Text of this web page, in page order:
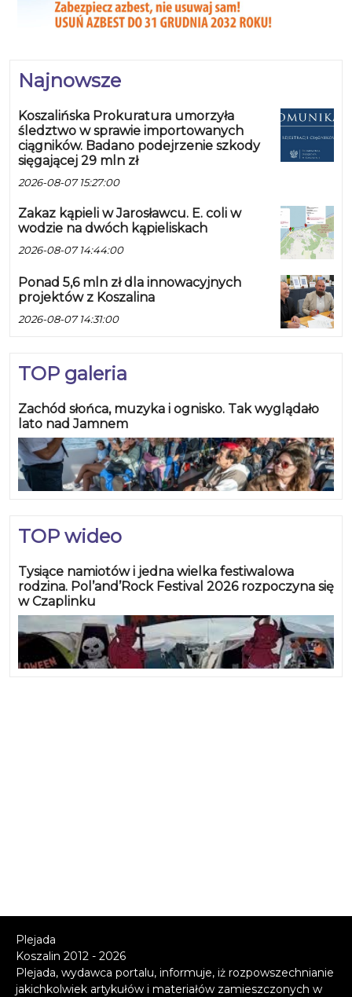
Najnowsze
Koszalińska Prokuratura umorzyła
śledztwo w sprawie importowanych
ciągników. Badano podejrzenie szkody
sięgającej 29 mln zł
2026-08-07 15:27:00
Zakaz kąpieli w Jarosławcu. E. coli w
wodzie na dwóch kąpieliskach
2026-08-07 14:44:00
Ponad 5,6 mln zł dla innowacyjnych
projektów z Koszalina
2026-08-07 14:31:00
TOP galeria
Zachód słońca, muzyka i ognisko. Tak wyglądało
lato nad Jamnem
TOP wideo
Tysiące namiotów i jedna wielka festiwalowa
rodzina. Pol’and’Rock Festival 2026 rozpoczyna się
w Czaplinku
Plejada
Koszalin 2012 - 2026
Plejada, wydawca portalu, informuje, iż rozpowszechnianie
jakichkolwiek artykułów i materiałów zamieszczonych w